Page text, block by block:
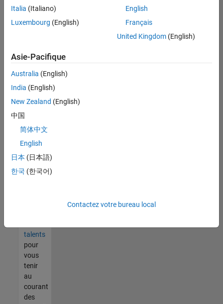
ou
afficher
l’ensemble
d'emploi.
malgré
tout
vous
trouvez
pas
d'offre
corresponde
à vos
talents
pour
vous
tenir
au
courant
des
Italia (Italiano)
Luxembourg (English)
English
Français
United Kingdom(English)
Asie-Pacifique
Australia (English)
India (English)
New Zealand (English)
中国
简体中文
English
日本 (日本語)
한국 (한국어)
Contactez votre bureau local